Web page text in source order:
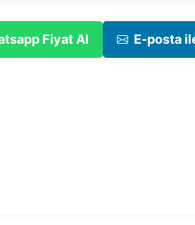
Fiyat Al E-posta